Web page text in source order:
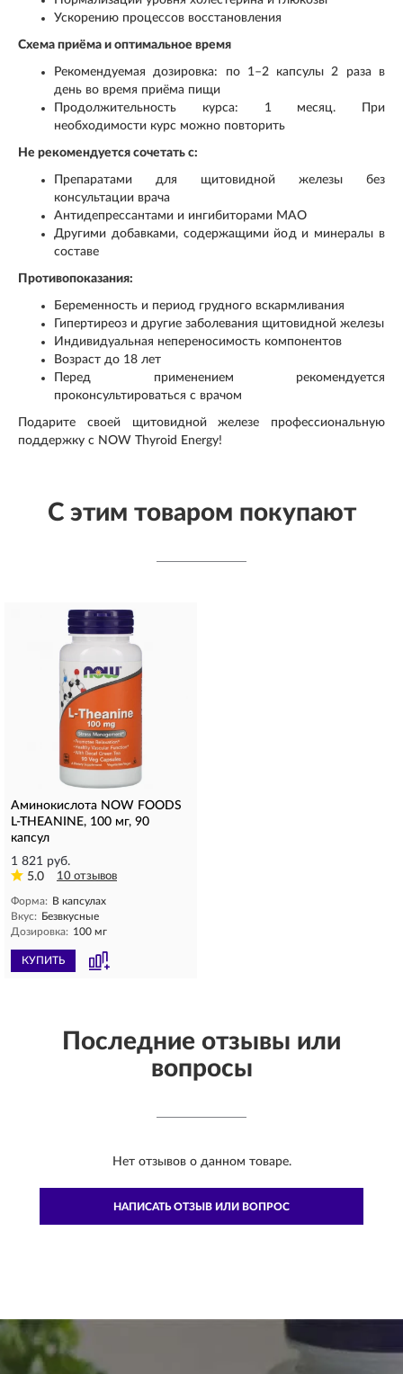
Ускорению процессов восстановления
Схема приёма и оптимальное время
Рекомендуемая дозировка: по 1–2 капсулы 2 раза в
день во время приёма пищи
Продолжительность курса: 1 месяц. При
необходимости курс можно повторить
Не рекомендуется сочетать с:
Препаратами для щитовидной железы без
консультации врача
Антидепрессантами и ингибиторами МАО
Другими добавками, содержащими йод и минералы в
составе
Противопоказания:
Беременность и период грудного вскармливания
Гипертиреоз и другие заболевания щитовидной железы
Индивидуальная непереносимость компонентов
Возраст до 18 лет
Перед применением рекомендуется
проконсультироваться с врачом
Подарите своей щитовидной железе профессиональную
поддержку с NOW Thyroid Energy!
С этим товаром покупают
Аминокислота NOW FOODS
L-THEANINE, 100 мг, 90
капсул
1 821 руб.
5.0
10 отзывов
Форма: В капсулах
Вкус: Безвкусные
Дозировка: 100 мг
КУПИТЬ
Последние отзывы или
вопросы
Нет отзывов о данном товаре.
НАПИСАТЬ ОТЗЫВ ИЛИ ВОПРОС